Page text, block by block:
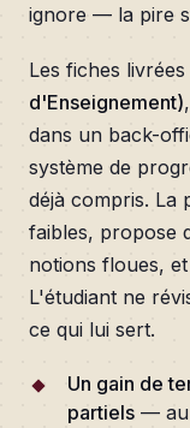
ignore — la pire
Les fiches
d'Enseignement)
dans un back-
système de
déjà compris. La
faibles, propose
notions floues,
L'étudiant ne
ce qui lui sert.
Un gain de
partiels — au